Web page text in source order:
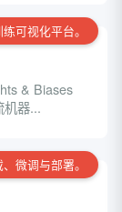
可视化平台。
& Biases
器...
微调与部署。